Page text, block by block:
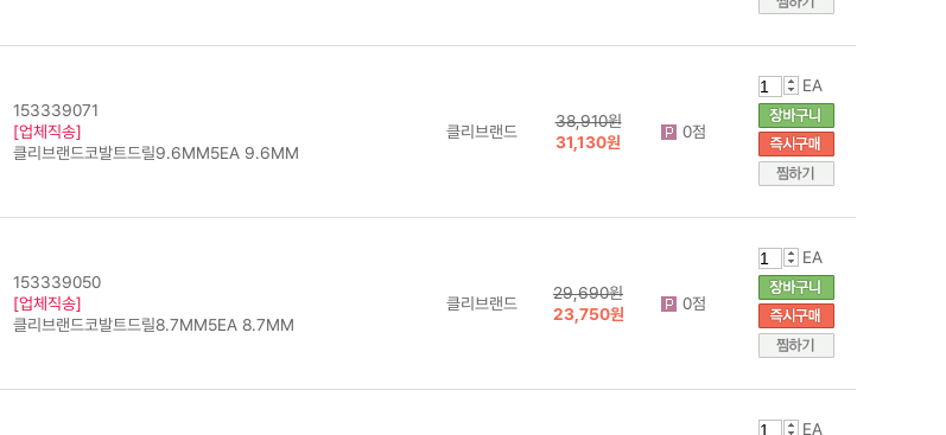
153339071
[업체직송]
클리브랜드코발트드릴9.6MM5EA 9.6MM
클리브랜드
38,910원
31,130원
0점
EA
153339050
[업체직송]
클리브랜드코발트드릴8.7MM5EA 8.7MM
클리브랜드
29,690원
23,750원
0점
EA
EA